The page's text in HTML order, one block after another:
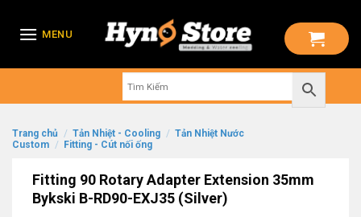
MENU
Trang chủ / Tản Nhiệt - Cooling / Tản Nhiệt Nước
Custom / Fitting - Cút nối ống
Fitting 90 Rotary Adapter Extension 35mm
Bykski B-RD90-EXJ35 (Silver)